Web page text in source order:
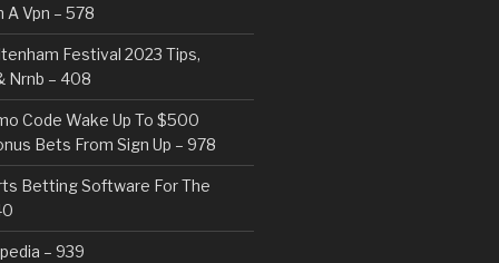
Vpn – 578
Festival 2023 Tips,
Nrnb – 408
Code Wake Up To $500
Bets From Sign Up – 978
Betting Software For The
– 939